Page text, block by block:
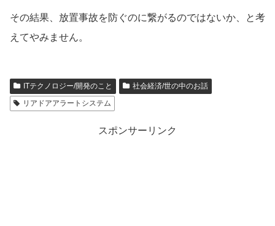
その結果、放置事故を防ぐのに繋がるのではないか、と考
えてやみません。
ITテクノロジー/開発のこと
社会経済/世の中のお話
リアドアアラートシステム
スポンサーリンク